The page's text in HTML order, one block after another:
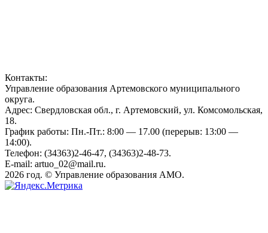
Контакты:
Управление образования Артемовского муниципального
округа.
Адрес: Свердловская обл., г. Артемовский, ул. Комсомольская,
18.
График работы: Пн.-Пт.: 8:00 — 17.00 (перерыв: 13:00 —
14:00).
Телефон: (34363)2-46-47, (34363)2-48-73.
E-mail: artuo_02@mail.ru.
2026 год. © Управление образования АМО.